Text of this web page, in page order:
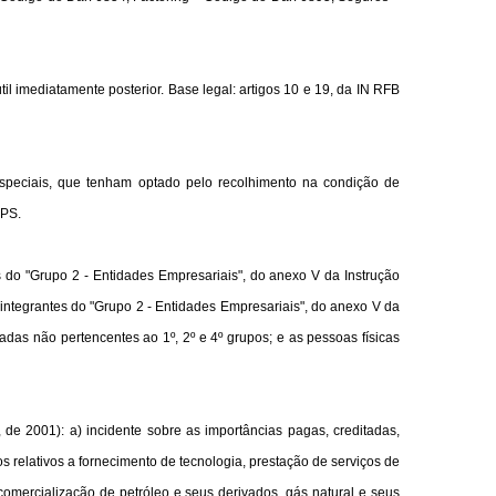
imediatamente posterior. Base legal: artigos 10 e 19, da IN RFB
que tenham optado pelo recolhimento na condição de
"Grupo 2 - Entidades Empresariais", do anexo V da Instrução
do "Grupo 2 - Entidades Empresariais", do anexo V da
não pertencentes ao 1º, 2º e 4º grupos; e as pessoas físicas
de 2001): a) incidente sobre as importâncias pagas, creditadas,
relativos a fornecimento de tecnologia, prestação de serviços de
de petróleo e seus derivados, gás natural e seus